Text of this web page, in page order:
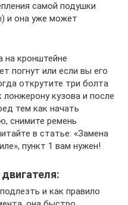
самой подушки
и она уже может
на кронштейне
погнут или если вы его
открутите три болта
лонжерону кузова и после
тем как начать
снимите ремень
в статье: «Замена
пункт 1 вам нужен!
и как правило